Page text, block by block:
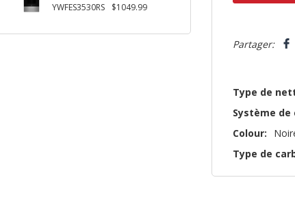
YWFES3530RS $1049.99
que
Partager:
Type de
Système de
Colour:
Type de